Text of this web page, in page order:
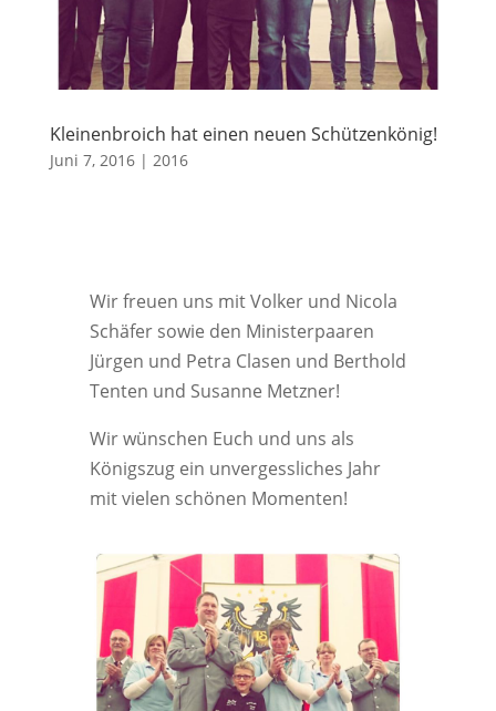
Kleinenbroich hat einen neuen Schützenkönig!
Juni 7, 2016| 2016
Wir freuen uns mit Volker und Nicola
Schäfer sowie den Ministerpaaren
Jürgen und Petra Clasen und Berthold
Tenten und Susanne Metzner!
Wir wünschen Euch und uns als
Königszug ein unvergessliches Jahr
mit vielen schönen Momenten!